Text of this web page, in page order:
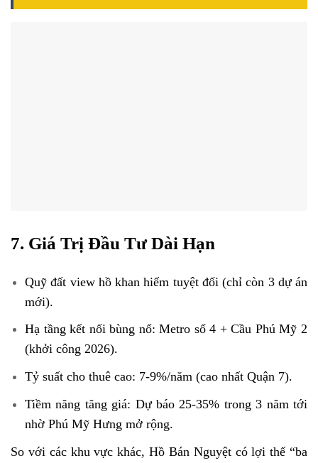
7. Giá Trị Đầu Tư Dài Hạn
Quỹ đất view hồ khan hiếm tuyệt đối (chỉ còn 3 dự án
mới).
Hạ tầng kết nối bùng nổ: Metro số 4 + Cầu Phú Mỹ 2
(khởi công 2026).
Tỷ suất cho thuê cao: 7-9%/năm (cao nhất Quận 7).
Tiềm năng tăng giá: Dự báo 25-35% trong 3 năm tới
nhờ Phú Mỹ Hưng mở rộng.
So với các khu vực khác, Hồ Bán Nguyệt có lợi thế “ba